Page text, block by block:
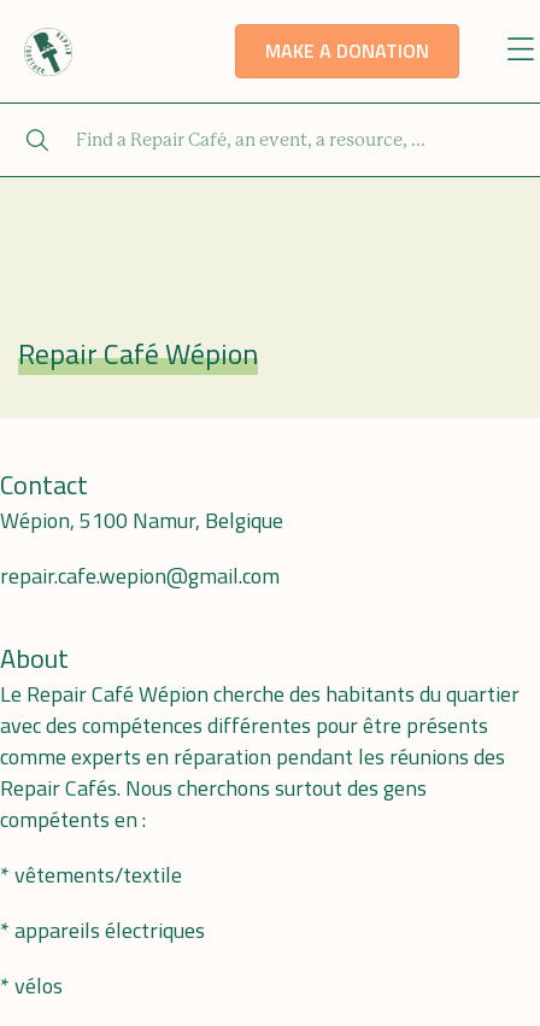
MAKE A DONATION
Repair Café
Repair Café Wépion
Contact
Wépion, 5100 Namur, Belgique
repair.cafe.wepion@gmail.com
About
Le Repair Café Wépion cherche des habitants du quartier
avec des compétences différentes pour être présents
comme experts en réparation pendant les réunions des
Repair Cafés. Nous cherchons surtout des gens
compétents en :
* vêtements/textile
* appareils électriques
* vélos